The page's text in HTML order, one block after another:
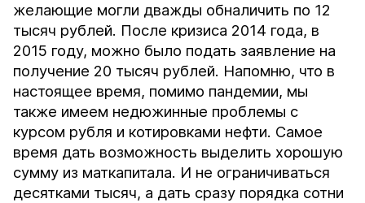
желающие могли дважды обналичить по 12
тысяч рублей. После кризиса 2014 года, в
2015 году, можно было подать заявление на
получение 20 тысяч рублей. Напомню, что в
настоящее время, помимо пандемии, мы
также имеем недюжинные проблемы с
курсом рубля и котировками нефти. Самое
время дать возможность выделить хорошую
сумму из маткапитала. И не ограничиваться
десятками тысяч, а дать сразу порядка сотни